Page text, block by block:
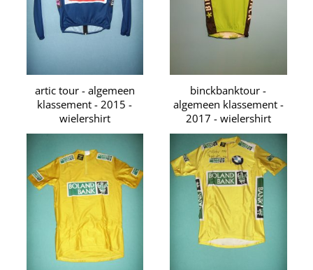
artic tour - algemeen
klassement - 2015 -
wielershirt
binckbanktour -
algemeen klassement -
2017 - wielershirt